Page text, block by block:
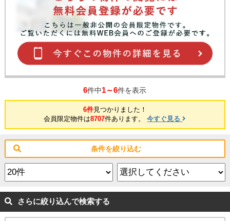
6件中1～6件を表示
6件見つかりました！
会員限定物件は8707件あります。今すぐ見る
条件を絞り込む
さらに絞り込んで検索する